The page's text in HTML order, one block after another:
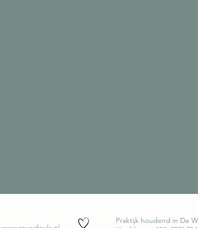
Praktijk houdend in De